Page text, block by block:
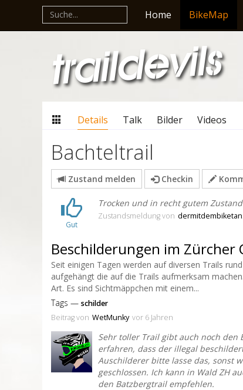
Home BikeMap
Details Talk Bilder Videos
Bachteltrail
Zustand melden Checkin
Gut
Trocken und in recht gutem Zustand
Zustandsmeldungvon
Beschilderungen im Zürcher
Seit einigen Tagen werden auf diversen Trails
aufgehängt die auf die Trails aufmerksam
Art. Es sind Sichtmäppchen mit einem...
Tags — schilder
Beitragvon WetMunky vor 6 Jahren
Sehr toller Trail gibt auch noch den
erfahren, dass der illegal
Auschilderer bitte lasse das, sonst
geschlossen. Ich kann in Wald ZH
den Batzbergtrail empfehlen.